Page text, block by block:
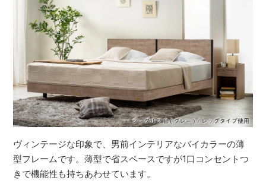
ヴィンテージな印象で、男前インテリアなバイカラーの薄
型フレームです。薄型で省スペースですが1口コンセントつ
きで機能性も持ちあわせています。